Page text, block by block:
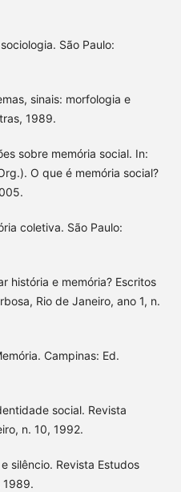
São Paulo:
sinais: morfologia e
1989.
sobre memória social. In:
O que é memória social?
coletiva. São Paulo:
história e memória? Escritos
Rio de Janeiro, ano 1, n.
Campinas: Ed.
social. Revista
n. 10, 1992.
e silêncio. Revista Estudos
1989.